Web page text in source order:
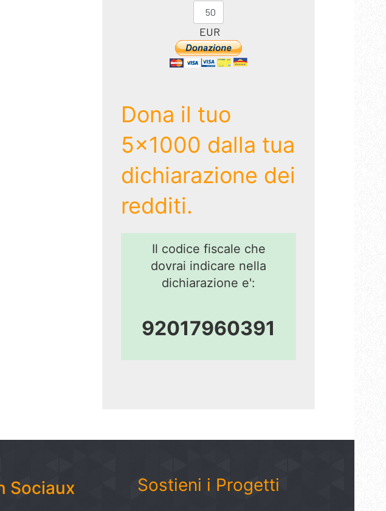
EUR
Dona il tuo
5x1000 dalla tua
dichiarazione dei
redditi.
Il codice fiscale che
dovrai indicare nella
dichiarazione e':
92017960391
Sociaux Sostieni i Progetti